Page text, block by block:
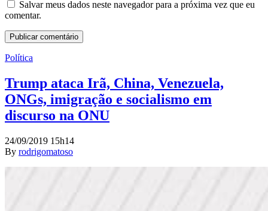
Salvar meus dados neste navegador para a próxima vez que eu
comentar.
Política
Trump ataca Irã, China, Venezuela,
ONGs, imigração e socialismo em
discurso na ONU
24/09/2019 15h14
By rodrigomatoso